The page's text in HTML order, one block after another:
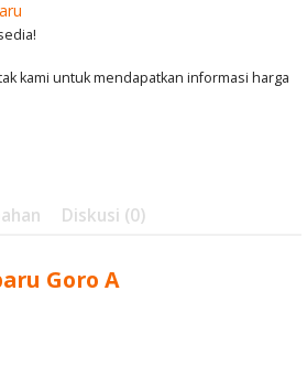
kami untuk mendapatkan informasi harga
Diskusi (0)
Goro A